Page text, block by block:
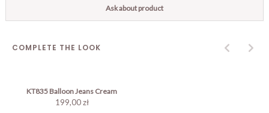
Ask about product
COMPLETE THE LOOK
KT835 Balloon Jeans Cream
199,00 zł